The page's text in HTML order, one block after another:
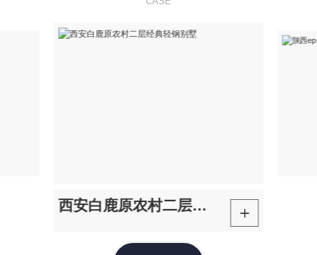
西安白鹿原农村二层经典轻钢别墅 +